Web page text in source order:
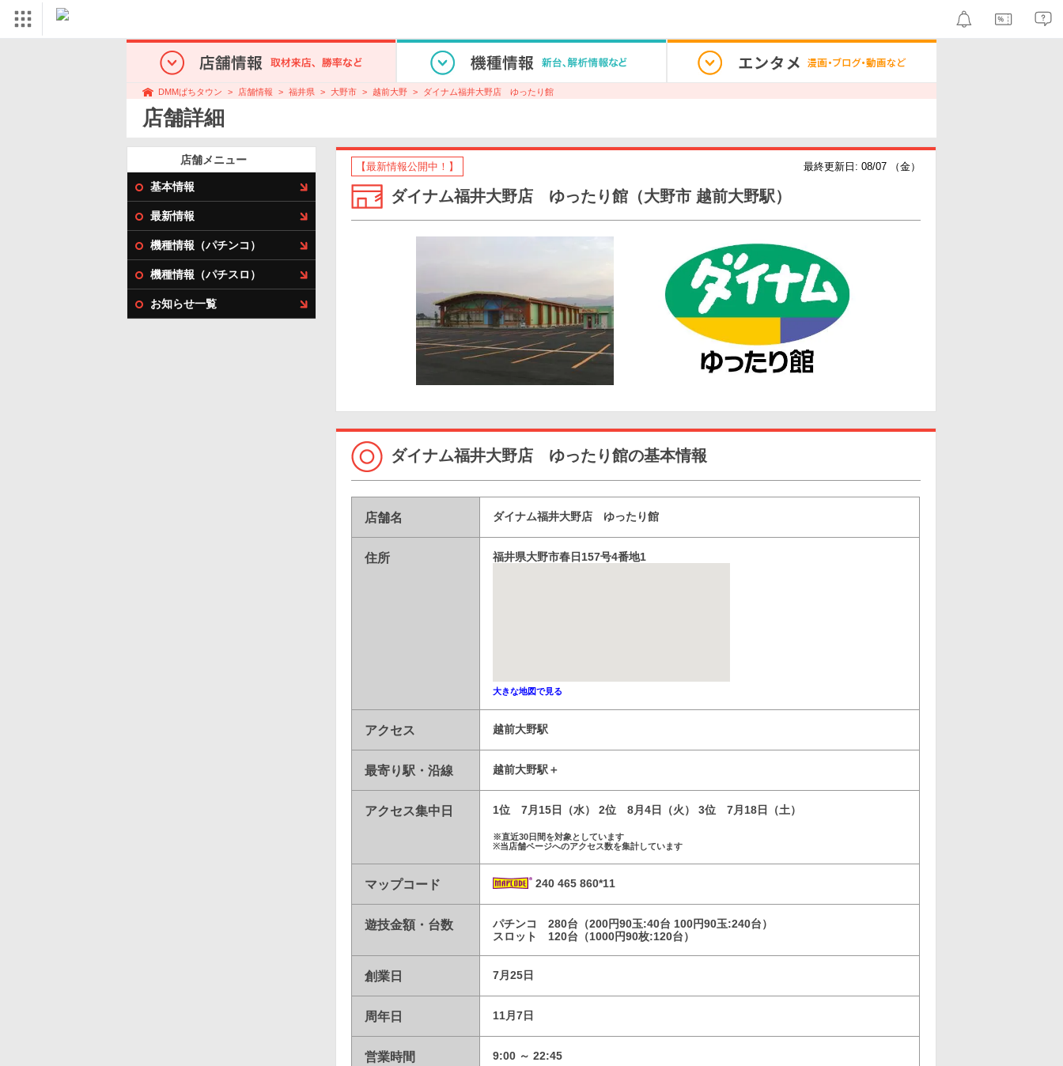
DMMぱちタウン 店舗情報 福井県 大野市 越前大野 ダイナム福井大野店 ゆったり館
店舗詳細
店舗メニュー
基本情報
最新情報
機種情報（パチンコ）
機種情報（パチスロ）
お知らせ一覧
【最新情報公開中！】 最終更新日: 08/07 （金）
ダイナム福井大野店 ゆったり館（大野市 越前大野駅）
ダイナム福井大野店 ゆったり館の基本情報
店舗名 ダイナム福井大野店 ゆったり館
住所 福井県大野市春日157号4番地1
大きな地図で見る
アクセス 越前大野駅
最寄り駅・沿線 越前大野駅
アクセス集中日 1位 7月15日（水） 2位 8月4日（火） 3位 7月18日（土）
※直近30日間を対象としています
※当店舗ページへのアクセス数を集計しています
マップコード 240 465 860*11
遊技金額・台数
パチンコ 280台（200円90玉:40台 100円90玉:240台）
スロット 120台（1000円90枚:120台）
創業日 7月25日
周年日 11月7日
営業時間 9:00 ～ 22:45